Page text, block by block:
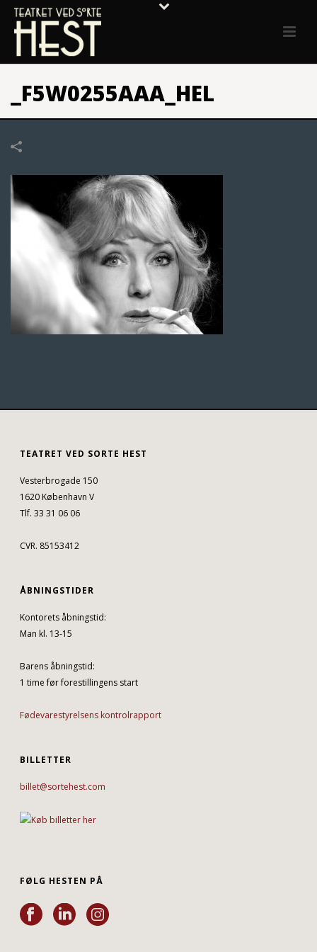
_F5W0255AAA_HEL
TEATRET VED SORTE HEST
Vesterbrogade 150
1620 København V
Tlf. 33 31 06 06
CVR. 85153412
ÅBNINGSTIDER
Kontorets åbningstid:
Man kl. 13-15
Barens åbningstid:
1 time før forestillingens start
Fødevarestyrelsens kontrolrapport
BILLETTER
billet@sortehest.com
FØLG HESTEN PÅ